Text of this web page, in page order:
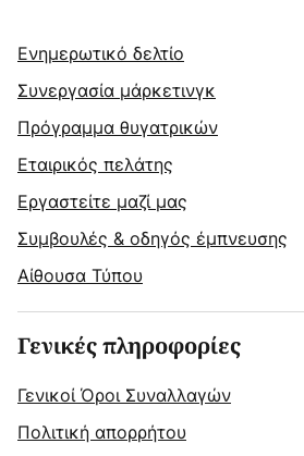
Ενημερωτικό δελτίο
Συνεργασία μάρκετινγκ
Πρόγραμμα θυγατρικών
Εταιρικός πελάτης
Εργαστείτε μαζί μας
Συμβουλές & οδηγός έμπνευσης
Αίθουσα Τύπου
Γενικές πληροφορίες
Γενικοί Όροι Συναλλαγών
Πολιτική απορρήτου